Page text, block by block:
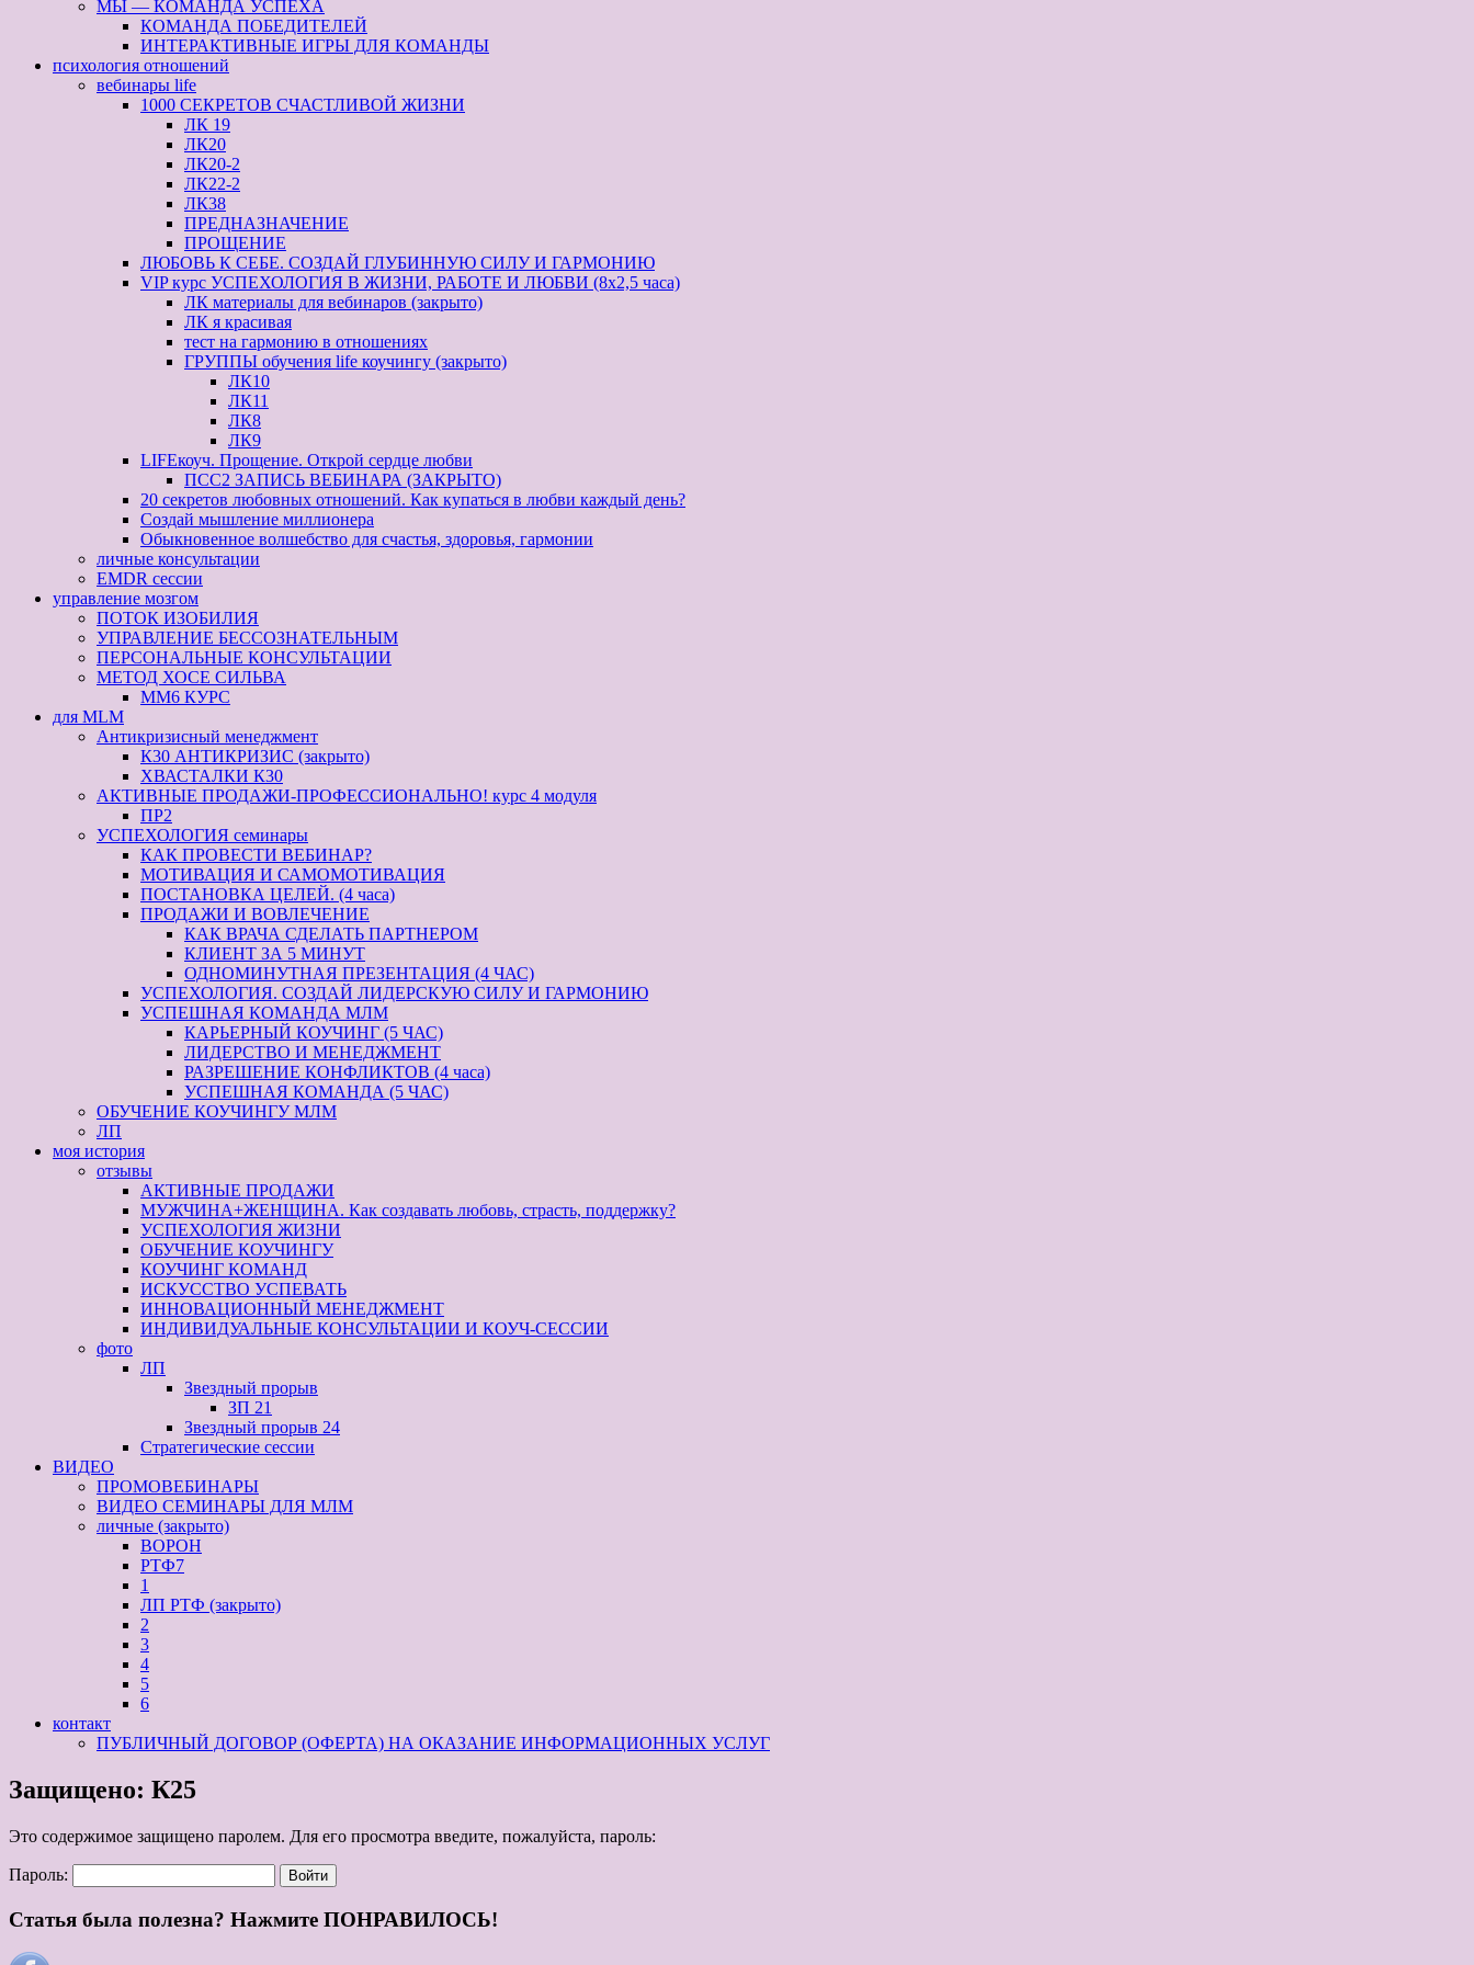
МЫ — КОМАНДА УСПЕХА
КОМАНДА ПОБЕДИТЕЛЕЙ
ИНТЕРАКТИВНЫЕ ИГРЫ ДЛЯ КОМАНДЫ
психология отношений
вебинары life
1000 СЕКРЕТОВ СЧАСТЛИВОЙ ЖИЗНИ
ЛК 19
ЛК20
ЛК20-2
ЛК22-2
ЛК38
ПРЕДНАЗНАЧЕНИЕ
ПРОЩЕНИЕ
ЛЮБОВЬ К СЕБЕ. СОЗДАЙ ГЛУБИННУЮ СИЛУ И ГАРМОНИЮ
VIP курс УСПЕХОЛОГИЯ В ЖИЗНИ, РАБОТЕ И ЛЮБВИ (8х2,5 часа)
ЛК материалы для вебинаров (закрыто)
ЛК я красивая
тест на гармонию в отношениях
ГРУППЫ обучения life коучингу (закрыто)
ЛК10
ЛК11
ЛК8
ЛК9
LIFEкоуч. Прощение. Открой сердце любви
ПСС2 ЗАПИСЬ ВЕБИНАРА (ЗАКРЫТО)
20 секретов любовных отношений. Как купаться в любви каждый день?
Создай мышление миллионера
Обыкновенное волшебство для счастья, здоровья, гармонии
личные консультации
EMDR сессии
управление мозгом
ПОТОК ИЗОБИЛИЯ
УПРАВЛЕНИЕ БЕССОЗНАТЕЛЬНЫМ
ПЕРСОНАЛЬНЫЕ КОНСУЛЬТАЦИИ
МЕТОД ХОСЕ СИЛЬВА
ММ6 КУРС
для MLM
Антикризисный менеджмент
К30 АНТИКРИЗИС (закрыто)
ХВАСТАЛКИ К30
АКТИВНЫЕ ПРОДАЖИ-ПРОФЕССИОНАЛЬНО! курс 4 модуля
ПР2
УСПЕХОЛОГИЯ семинары
КАК ПРОВЕСТИ ВЕБИНАР?
МОТИВАЦИЯ И САМОМОТИВАЦИЯ
ПОСТАНОВКА ЦЕЛЕЙ. (4 часа)
ПРОДАЖИ И ВОВЛЕЧЕНИЕ
КАК ВРАЧА СДЕЛАТЬ ПАРТНЕРОМ
КЛИЕНТ ЗА 5 МИНУТ
ОДНОМИНУТНАЯ ПРЕЗЕНТАЦИЯ (4 ЧАС)
УСПЕХОЛОГИЯ. СОЗДАЙ ЛИДЕРСКУЮ СИЛУ И ГАРМОНИЮ
УСПЕШНАЯ КОМАНДА МЛМ
КАРЬЕРНЫЙ КОУЧИНГ (5 ЧАС)
ЛИДЕРСТВО И МЕНЕДЖМЕНТ
РАЗРЕШЕНИЕ КОНФЛИКТОВ (4 часа)
УСПЕШНАЯ КОМАНДА (5 ЧАС)
ОБУЧЕНИЕ КОУЧИНГУ МЛМ
ЛП
моя история
отзывы
АКТИВНЫЕ ПРОДАЖИ
МУЖЧИНА+ЖЕНЩИНА. Как создавать любовь, страсть, поддержку?
УСПЕХОЛОГИЯ ЖИЗНИ
ОБУЧЕНИЕ КОУЧИНГУ
КОУЧИНГ КОМАНД
ИСКУССТВО УСПЕВАТЬ
ИННОВАЦИОННЫЙ МЕНЕДЖМЕНТ
ИНДИВИДУАЛЬНЫЕ КОНСУЛЬТАЦИИ И КОУЧ-СЕССИИ
фото
ЛП
Звездный прорыв
ЗП 21
Звездный прорыв 24
Стратегические сессии
ВИДЕО
ПРОМОВЕБИНАРЫ
ВИДЕО СЕМИНАРЫ ДЛЯ МЛМ
личные (закрыто)
ВОРОН
РТФ7
1
ЛП РТФ (закрыто)
2
3
4
5
6
контакт
ПУБЛИЧНЫЙ ДОГОВОР (ОФЕРТА) НА ОКАЗАНИЕ ИНФОРМАЦИОННЫХ УСЛУГ
Защищено: К25
Это содержимое защищено паролем. Для его просмотра введите, пожалуйста, пароль:
Пароль:
Статья была полезна? Нажмите ПОНРАВИЛОСЬ!